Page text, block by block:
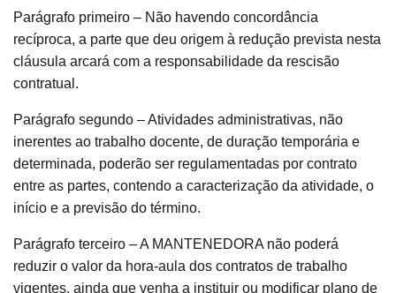
Parágrafo primeiro – Não havendo concordância
recíproca, a parte que deu origem à redução prevista nesta
cláusula arcará com a responsabilidade da rescisão
contratual.
Parágrafo segundo – Atividades administrativas, não
inerentes ao trabalho docente, de duração temporária e
determinada, poderão ser regulamentadas por contrato
entre as partes, contendo a caracterização da atividade, o
início e a previsão do término.
Parágrafo terceiro – A MANTENEDORA não poderá
reduzir o valor da hora-aula dos contratos de trabalho
vigentes, ainda que venha a instituir ou modificar plano de